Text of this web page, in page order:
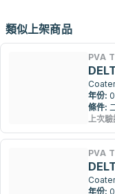
類似上架商品
PVA
年份: 0
條件:
上次驗
PVA
年份: 0